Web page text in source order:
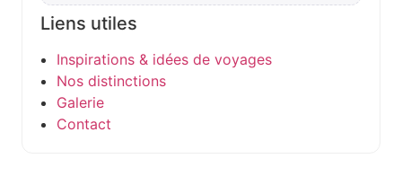
Liens utiles
Inspirations & idées de voyages
Nos distinctions
Galerie
Contact